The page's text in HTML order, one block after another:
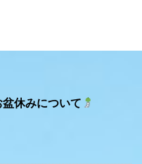
休みについて